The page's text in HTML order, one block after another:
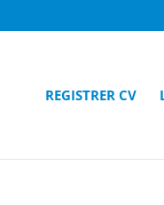
REGISTRER CV